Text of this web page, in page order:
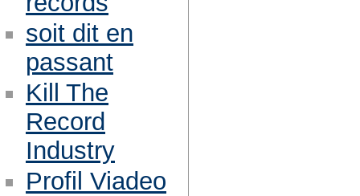
soit dit en
passant
Kill The
Record
Industry
Profil Viadeo